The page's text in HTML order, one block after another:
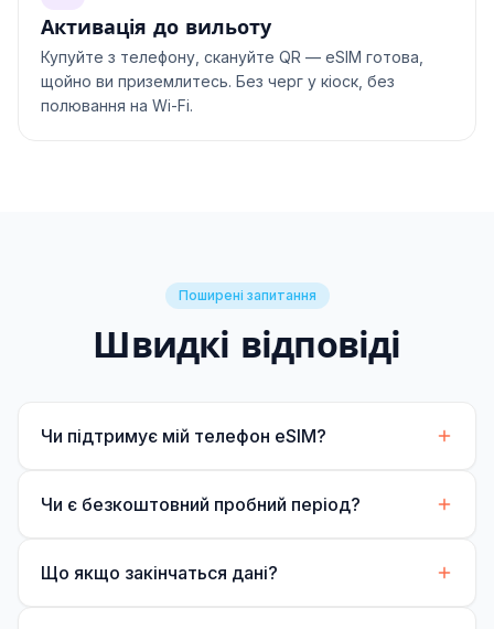
Активація до вильоту
Купуйте з телефону, скануйте QR — eSIM готова,
щойно ви приземлитесь. Без черг у кіоск, без
полювання на Wi-Fi.
Поширені запитання
Швидкі відповіді
Чи підтримує мій телефон eSIM?
Чи є безкоштовний пробний період?
Що якщо закінчаться дані?